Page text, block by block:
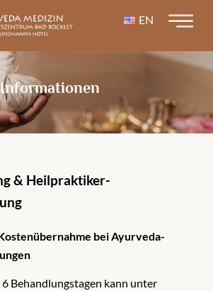
EN
Informationen
& Heilpraktiker-
bei Ayurveda-
Behandlungstagen kann unter